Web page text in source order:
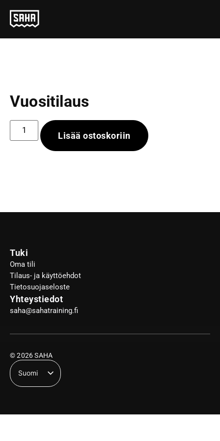
Vuositilaus
Lisää ostoskoriin
Tuki
Oma tili
Tilaus- ja käyttöehdot
Tietosuojaseloste
Yhteystiedot
saha@sahatraining.fi
© 2026 SAHA
Suomi
English